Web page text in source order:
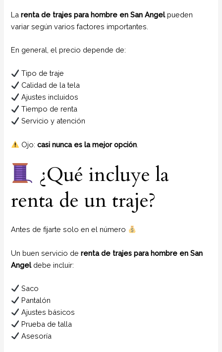
Larenta de trajes para hombre en San Angelpueden
variar según varios factores importantes.
En general, el precio depende de:
Tipo de traje
Calidad de la tela
Ajustes incluidos
Tiempo de renta
Servicio y atención
Ojo:casi nunca es la mejor opción
¿Qué incluye la
renta de un traje?
Antes de fijarte solo en el número
Un buen servicio derenta de trajes para hombre en San
Angeldebe incluir:
Saco
Pantalón
Ajustes básicos
Prueba de talla
Asesoría